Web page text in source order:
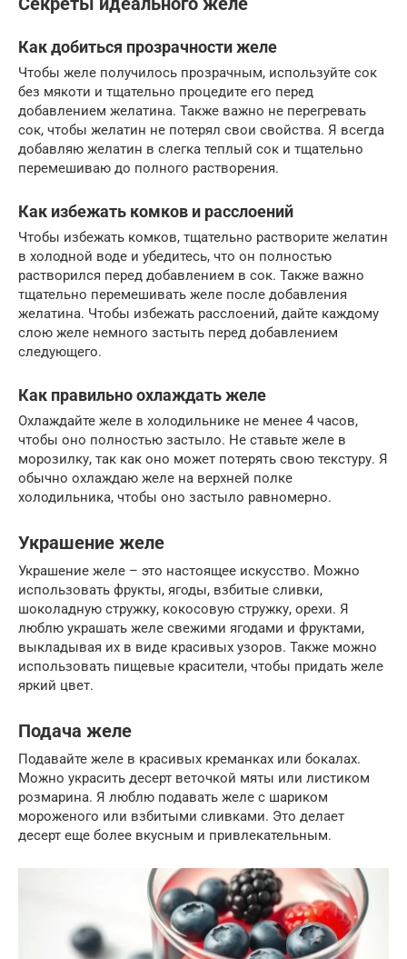
Как добиться прозрачности желе
Чтобы желе получилось прозрачным, используйте сок
без мякоти и тщательно процедите его перед
добавлением желатина. Также важно не перегревать
сок, чтобы желатин не потерял свои свойства. Я всегда
добавляю желатин в слегка теплый сок и тщательно
перемешиваю до полного растворения.
Как избежать комков и расслоений
Чтобы избежать комков, тщательно растворите желатин
в холодной воде и убедитесь, что он полностью
растворился перед добавлением в сок. Также важно
тщательно перемешивать желе после добавления
желатина. Чтобы избежать расслоений, дайте каждому
слою желе немного застыть перед добавлением
следующего.
Как правильно охлаждать желе
Охлаждайте желе в холодильнике не менее 4 часов,
чтобы оно полностью застыло. Не ставьте желе в
морозилку, так как оно может потерять свою текстуру. Я
обычно охлаждаю желе на верхней полке
холодильника, чтобы оно застыло равномерно.
Украшение желе
Украшение желе – это настоящее искусство. Можно
использовать фрукты, ягоды, взбитые сливки,
шоколадную стружку, кокосовую стружку, орехи. Я
люблю украшать желе свежими ягодами и фруктами,
выкладывая их в виде красивых узоров. Также можно
использовать пищевые красители, чтобы придать желе
яркий цвет.
Подача желе
Подавайте желе в красивых креманках или бокалах.
Можно украсить десерт веточкой мяты или листиком
розмарина. Я люблю подавать желе с шариком
мороженого или взбитыми сливками. Это делает
десерт еще более вкусным и привлекательным.